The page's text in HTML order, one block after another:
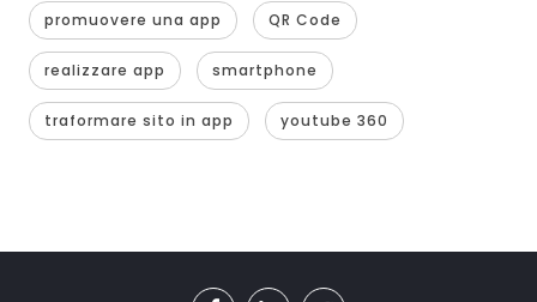
promuovere una app QR Code
realizzare app smartphone
traformare sito in app youtube 360